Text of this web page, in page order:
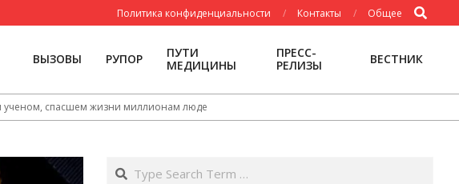
Политика конфиденциальности Контакты Общее Search
ВЫЗОВЫ РУПОР
ПУТИ
МЕДИЦИНЫ
ПРЕСС-
РЕЛИЗЫ
ВЕСТНИК
ученом, спасшем жизни миллионам люде
Search